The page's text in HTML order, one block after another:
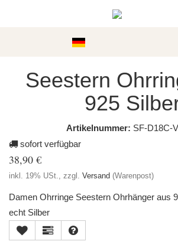
Seestern
925
Artikelnummer: SF-D18C-
sofort verfügbar
38,90 €
inkl. 19% USt., zzgl. Versand (Warenpost)
Damen Ohrringe Seestern Ohrhänger aus
echt Silber